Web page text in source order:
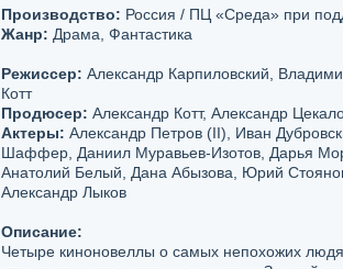
Производство: Россия / ПЦ «Среда» при
Жанр: Драма, Фантастика
Режиссер: Александр Карпиловский,
Котт
Продюсер: Александр Котт, Александр
Актеры: Александр Петров (II), Иван
Шаффер, Даниил Муравьев-Изотов, Дарья
Анатолий Белый, Дана Абызова, Юрий
Александр Лыков
Описание:
Четыре киноновеллы о самых непохожих